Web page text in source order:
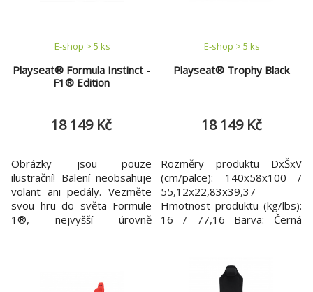
Playseat® Formula Instinct -
F1® Edition
E-shop > 5 ks
18 149 Kč
Obrázky jsou pouze
ilustrační! Balení neobsahuje
volant ani pedály. Vezměte
svou hru do světa Formule
1®, nejvyšší úrovně
navržen tak, aby závodníkům
Playseat® Trophy Black
E-shop > 5 ks
18 149 Kč
Rozměry produktu DxŠxV
(cm/palce): 140x58x100 /
55,12x22,83x39,37
Hmotnost produktu (kg/lbs):
16 / 77,16 Barva: Černá
(cm/palce): Minimálně 120 /
47 Maximálně 220 / 87